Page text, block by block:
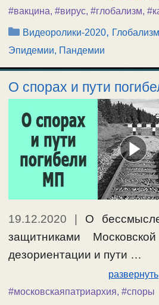
#вакцина, #вирус, #глобализм,
Рубрики
Видеоролики-2020,
Эпидемии, Пандемии
О спорах и пути
19.12.2020
О
защитниками
дезориентации и пути …
развернуть
#московскаяпатриархия, #споры